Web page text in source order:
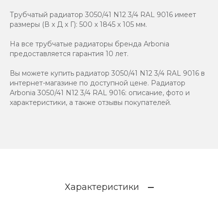
Трубчатый радиатор 3050/41 N12 3/4 RAL 9016 имеет
размеры (В x Д x Г): 500 x 1845 x 105 мм.
На все трубчатые радиаторы бренда Аrbonia
предоставляется гарантия 10 лет.
Вы можете купить радиатор 3050/41 N12 3/4 RAL 9016 в
интернет-магазине по доступной цене. Радиатор
Arbonia 3050/41 N12 3/4 RAL 9016: описание, фото и
характеристики, а также отзывы покупателей.
Характеристики